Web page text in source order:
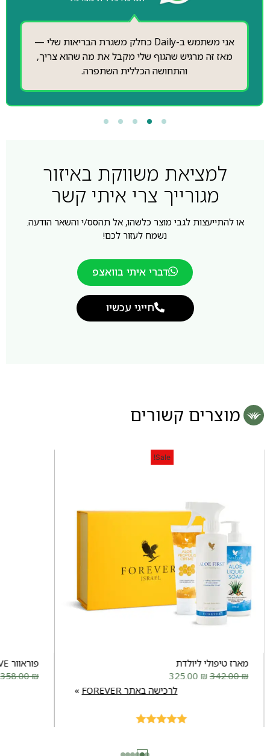
אני משתמש ב-Daily כחלק משגרת הבריאות שלי —
מאז זה מרגיש שהגוף שלי מקבל את מה שהוא צריך,
והתחושה הכללית השתפרה.
למציאת משווקת באיזור
מגורייך צרי איתי קשר
או להתייעצות לגבי מוצר כלשהו, אל תהסס/י והשאר הודעה.
נשמח לעזור לכם!
דברי איתי בוואצפ
חייגי עכשיו
מוצרים קשורים
Sale!
מארז טיפולי ליולדת
342.00₪
325.00 ₪
לרכישה באתר FOREVER
פוראוור MOVE
358.00₪